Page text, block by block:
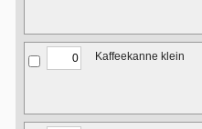
Kaffeekanne klein